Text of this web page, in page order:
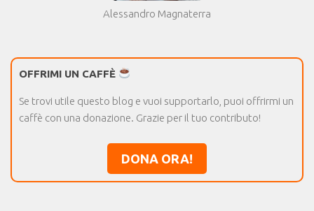
Alessandro Magnaterra
OFFRIMI UN CAFFÈ
Se trovi utile questo blog e vuoi supportarlo, puoi offrirmi un
caffè con una donazione. Grazie per il tuo contributo!
DONA ORA!